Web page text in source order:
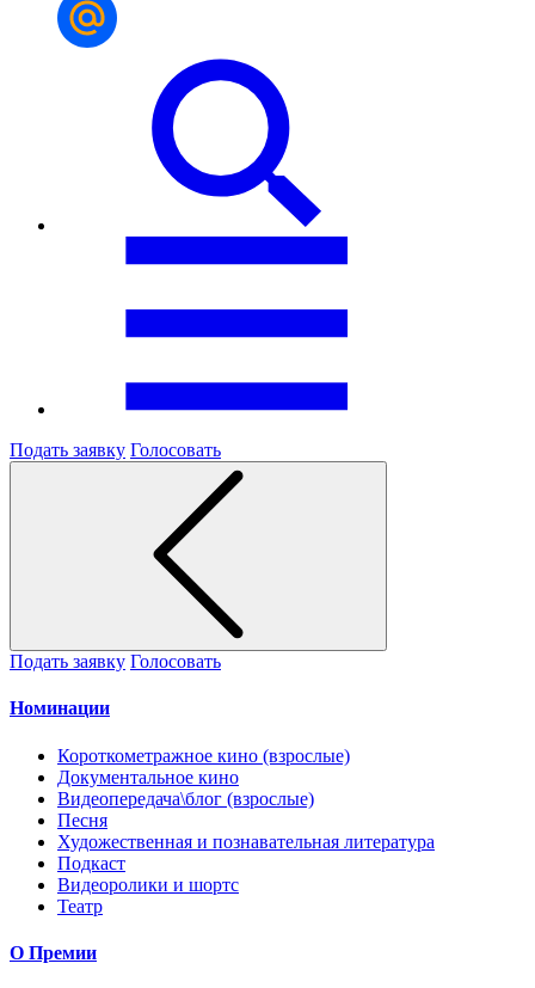
Подать заявку Голосовать
Подать заявку Голосовать
Номинации
Короткометражное кино (взрослые)
Документальное кино
Видеопередача\блог (взрослые)
Песня
Художественная и познавательная литература
Подкаст
Видеоролики и шортс
Театр
О Премии